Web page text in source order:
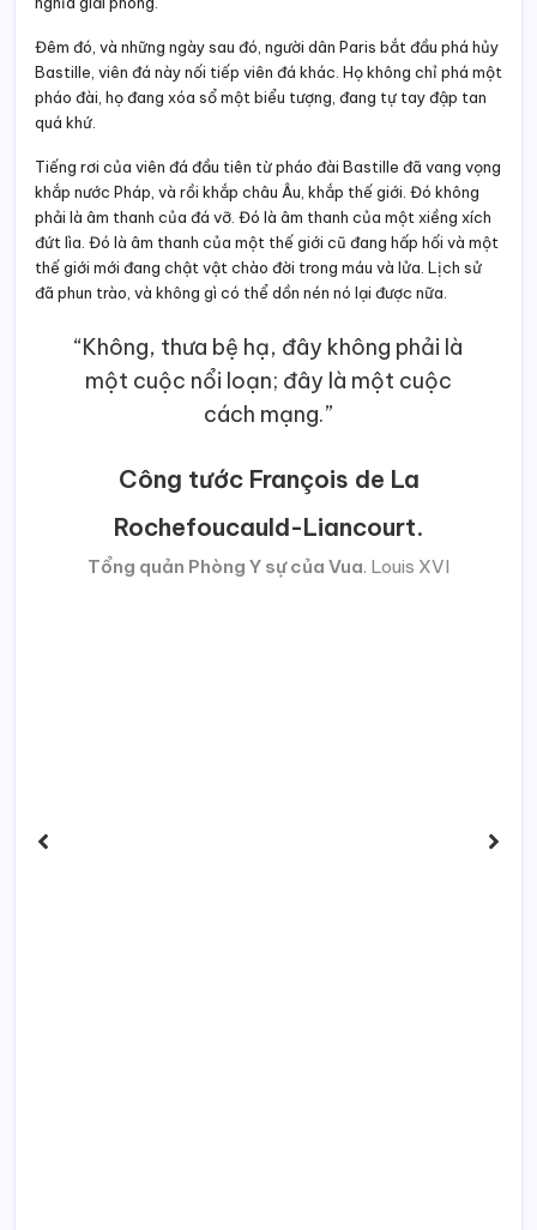
Đêm đó, và những ngày sau đó, người dân Paris bắt đầu phá hủy
Bastille, viên đá này nối tiếp viên đá khác. Họ không chỉ phá một
pháo đài, họ đang xóa sổ một biểu tượng, đang tự tay đập tan
quá khứ.
Tiếng rơi của viên đá đầu tiên từ pháo đài Bastille đã vang vọng
khắp nước Pháp, và rồi khắp châu Âu, khắp thế giới. Đó không
phải là âm thanh của đá vỡ. Đó là âm thanh của một xiềng xích
đứt lìa. Đó là âm thanh của một thế giới cũ đang hấp hối và một
thế giới mới đang chật vật chào đời trong máu và lửa. Lịch sử
đã phun trào, và không gì có thể dồn nén nó lại được nữa.
“Không, thưa bệ hạ, đây không phải là
một cuộc nổi loạn; đây là một cuộc
cách mạng.”
Công tước François de La
Rochefoucauld-Liancourt.
Tổng quản Phòng Y sự của Vua. Louis XVI